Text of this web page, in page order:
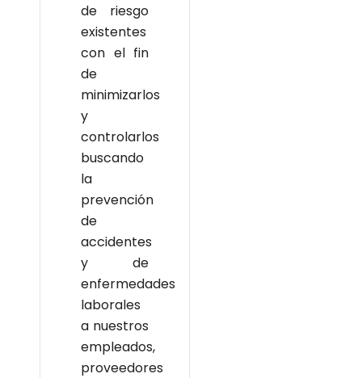
de riesgo
existentes
con el fin
de
minimizarlos
y
controlarlos
buscando
la
prevención
de
accidentes
y de
enfermedades
laborales
a nuestros
empleados,
proveedores